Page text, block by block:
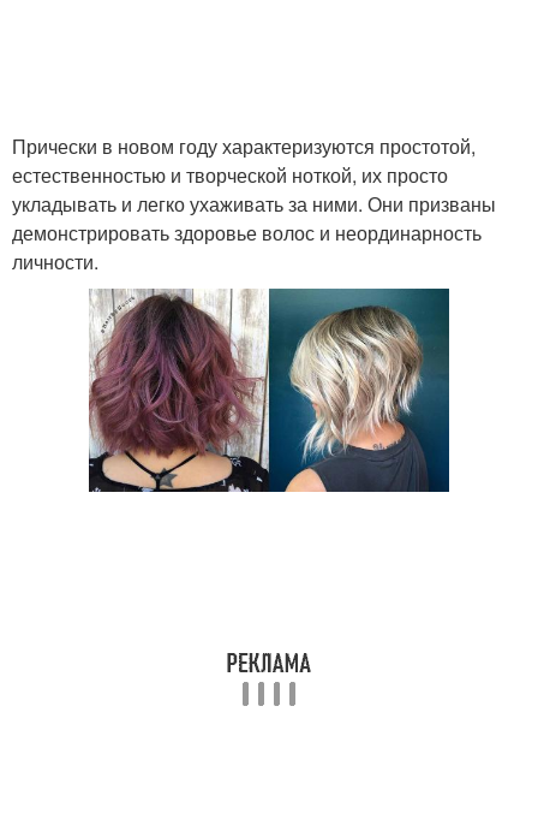
Прически в новом году характеризуются простотой,
естественностью и творческой ноткой, их просто
укладывать и легко ухаживать за ними. Они призваны
демонстрировать здоровье волос и неординарность
личности.